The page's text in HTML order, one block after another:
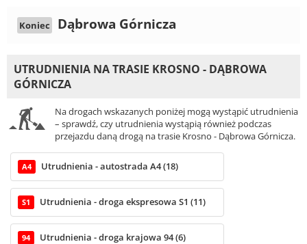
Koniec Dąbrowa Górnicza
UTRUDNIENIA NA TRASIE KROSNO - DĄBROWA
GÓRNICZA
Na drogach wskazanych poniżej mogą wystąpić utrudnienia
– sprawdź, czy utrudnienia wystąpią również podczas
przejazdu daną drogą na trasie Krosno - Dąbrowa Górnicza.
A4 Utrudnienia - autostrada A4 (18)
S1 Utrudnienia - droga ekspresowa S1 (11)
94 Utrudnienia - droga krajowa 94 (6)